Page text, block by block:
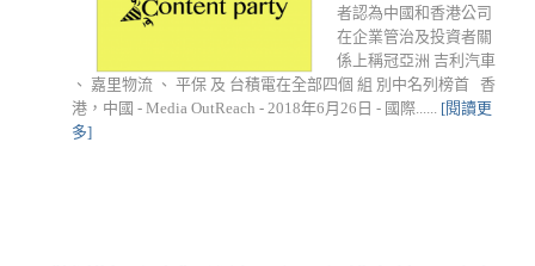
者認為中國和香港公司
在企業管治及投資者關
係上稱冠亞洲 吉利汽車
、 嘉里物流 、 平保 及 台積電在全部四個 組 別中名列榜首 香
港，中國 - Media OutReach - 2018年6月26日 - 國際...... [閱讀更
多]